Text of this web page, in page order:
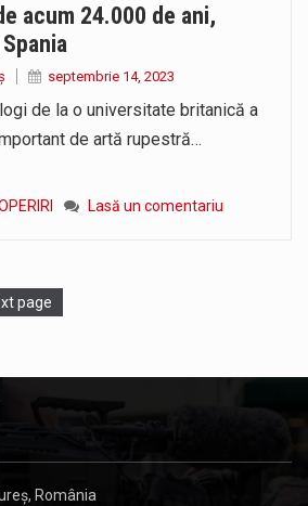
acum 24.000 de ani,
septembrie 14, 2023
de la o universitate britanică a
de artă rupestră…
Lasă un comentariu
page
România